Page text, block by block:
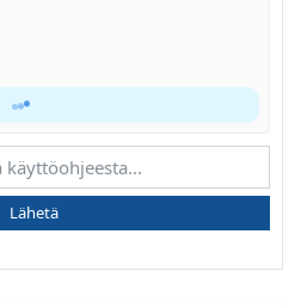
Lähetä